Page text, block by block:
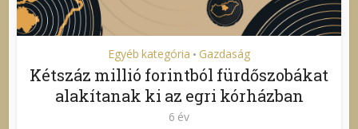
Egyéb kategória • Gazdaság
Kétszáz millió forintból fürdőszobákat
alakítanak ki az egri kórházban
6 év